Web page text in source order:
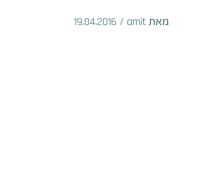
מאת amit /